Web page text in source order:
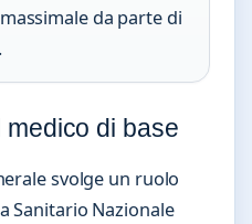
da parte di
di base
svolge un ruolo
Sanitario Nazionale